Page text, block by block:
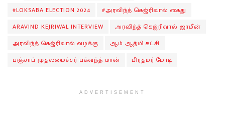
#LOKSABA ELECTION 2024
#அரவிந்த் கெஜ்ரிவால் கைது
ARAVIND KEJRIWAL INTERVIEW
அரவிந்த் கெஜ்ரிவால் ஜாமீன்
அரவிந்த் கெஜ்ரிவால் வழக்கு
ஆம் ஆத்மி கட்சி
பஞ்சாப் முதலமைச்சர் பக்வந்த் மான்
பிரதமர் மோடி
ADVERTISEMENT